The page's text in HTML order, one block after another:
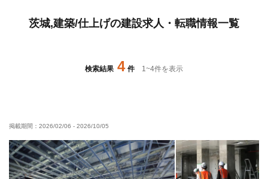
ング、サッシ、防災(避難器具)、サイン、
大工(展示会)、表具(展示会)、アスベスト
ELV・エスカレーター、、土日休み
茨城,建築/仕上げの建設求人・転職情報一覧
検索結果 4 件 1~4件を表示
掲載期間： 2026/02/06 - 2026/10/05